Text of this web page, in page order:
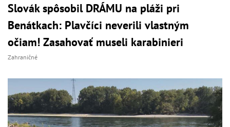
Slovák spôsobil DRÁMU na pláži pri
Benátkach: Plavčíci neverili vlastným
očiam! Zasahovať museli karabinieri
Zahraničné